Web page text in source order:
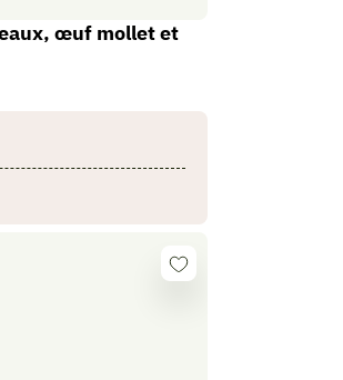
œuf mollet et